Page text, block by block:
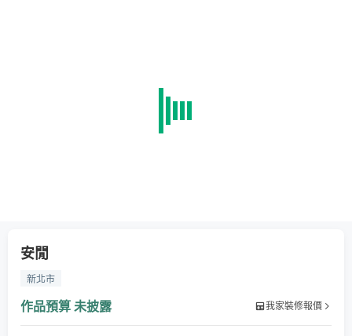
安閒
新北市
作品預算 未披露 我家裝修報價